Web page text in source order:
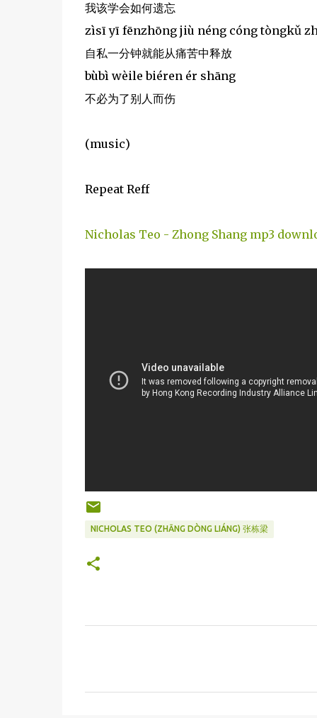
我该学会如何遗忘
zìsī yī fēnzhōng jiù néng cóng tòngkǔ
自私一分钟就能从痛苦中释放
bùbì wèile biéren ér shāng
不必为了别人而伤
(music)
Repeat Reff
Nicholas Teo - Zhong Shang mp3
NICHOLAS TEO (ZHĀNG DÒNG LIÁNG) 张栋梁